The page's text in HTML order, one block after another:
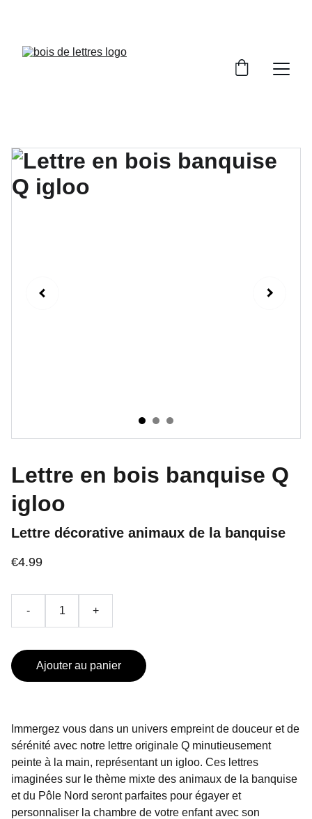
Lettre en bois banquise Q
igloo
Lettre décorative animaux de la banquise
€4.99
- +
Ajouter au panier
Immergez vous dans un univers empreint de douceur et de
sérénité avec notre lettre originale Q minutieusement
peinte à la main, représentant un igloo. Ces lettres
imaginées sur le thème mixte des animaux de la banquise
et du Pôle Nord seront parfaites pour égayer et
personnaliser la chambre de votre enfant avec son